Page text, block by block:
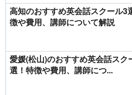
高知のおすすめ英会話スクール3
徴や費用、講師について解説
愛媛(松山)のおすすめ英会話スク
選！特徴や費用、講師につ...